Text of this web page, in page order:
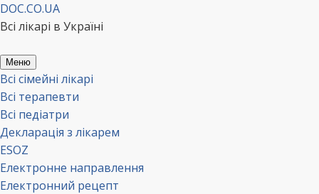
Перейти
до
DOC.CO.UA
Всі лікарі в Україні
Меню
Всі сімейні лікарі
Всі терапевти
Всі педіатри
Декларація з лікарем
ESOZ
Електронне направлення
Електронний рецепт